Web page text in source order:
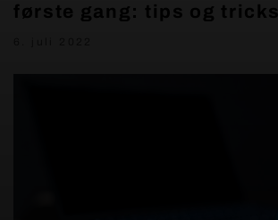
første gang: tips og tricks